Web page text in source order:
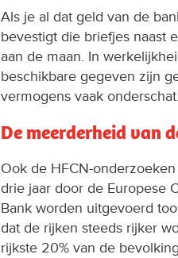
Als je al dat geld van de
bevestigt die briefjes naast
aan de maan. In
beschikbare gegeven zijn
vermogens vaak onderschat.
De meerderheid van
Ook de HFCN-
drie jaar door de Europese
Bank worden uitgevoerd
dat de rijken steeds rijker
rijkste 20% van de